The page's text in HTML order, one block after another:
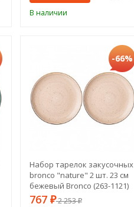
В наличии
-66%
Набор тарелок закусочных
bronco "nature" 2 шт. 23 см
бежевый Bronco (263-1121)
767 ₽2 253₽